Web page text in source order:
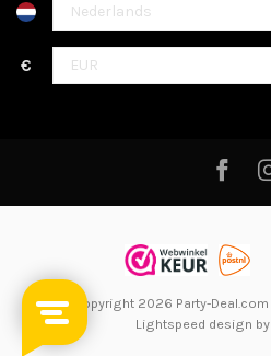
€
© Copyright 2026 Party-Deal.com
Lightspeed design by